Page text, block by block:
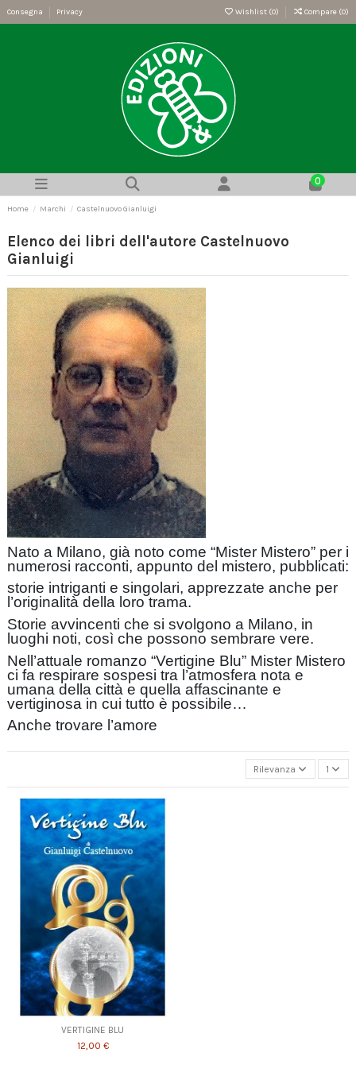
Consegna Privacy Wishlist (0) Compare (0)
0
Home Marchi Castelnuovo Gianluigi
Elenco dei libri dell'autore Castelnuovo
Gianluigi
Nato a Milano, già noto come “Mister Mistero” per i
numerosi racconti, appunto del mistero, pubblicati:
storie intriganti e singolari, apprezzate anche per
l’originalità della loro trama.
Storie avvincenti che si svolgono a Milano, in
luoghi noti, così che possono sembrare vere.
Nell’attuale romanzo “Vertigine Blu” Mister Mistero
ci fa respirare sospesi tra l’atmosfera nota e
umana della città e quella affascinante e
vertiginosa in cui tutto è possibile…
Anche trovare l’amore
Rilevanza 1
VERTIGINE BLU
12,00 €